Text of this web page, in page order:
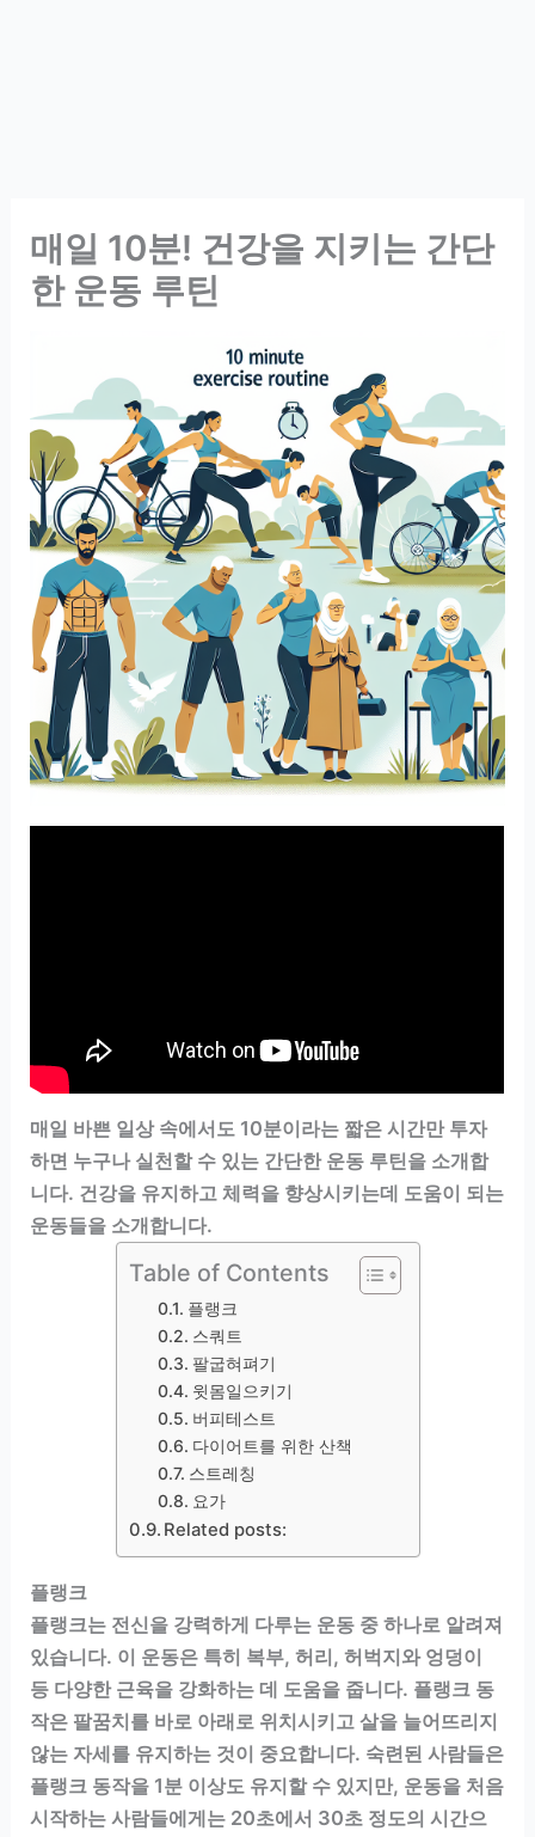
매일 10분! 건강을 지키는 간단
한 운동 루틴
매일 바쁜 일상 속에서도 10분이라는 짧은 시간만 투자
하면 누구나 실천할 수 있는 간단한 운동 루틴을 소개합
니다. 건강을 유지하고 체력을 향상시키는데 도움이 되는
운동들을 소개합니다.
Table of Contents
플랭크
스쿼트
팔굽혀펴기
윗몸일으키기
버피테스트
다이어트를 위한 산책
스트레칭
요가
Related posts:
플랭크
플랭크는 전신을 강력하게 다루는 운동 중 하나로 알려져
있습니다. 이 운동은 특히 복부, 허리, 허벅지와 엉덩이
등 다양한 근육을 강화하는 데 도움을 줍니다. 플랭크 동
작은 팔꿈치를 바로 아래로 위치시키고 살을 늘어뜨리지
않는 자세를 유지하는 것이 중요합니다. 숙련된 사람들은
플랭크 동작을 1분 이상도 유지할 수 있지만, 운동을 처음
시작하는 사람들에게는 20초에서 30초 정도의 시간으